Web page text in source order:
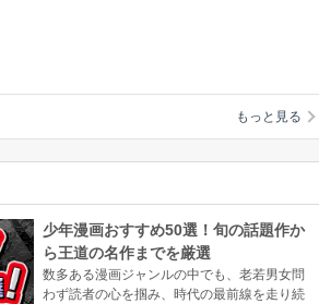
もっと見る
少年漫画おすすめ50選！旬の話題作か
ら王道の名作までを厳選
数多ある漫画ジャンルの中でも、老若男女問
わず読者の心を掴み、時代の最前線を走り続